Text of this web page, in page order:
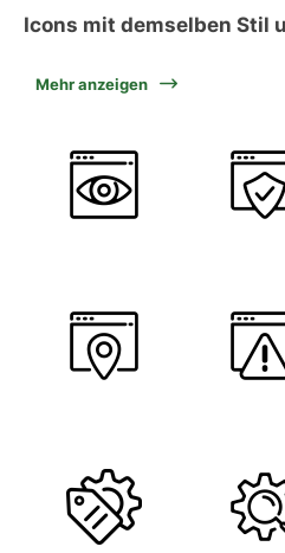
Icons mit demselben Stil
Mehr anzeigen